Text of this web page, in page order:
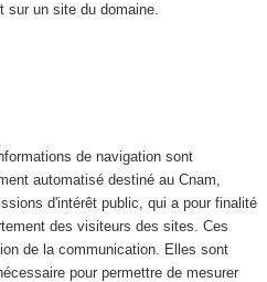
sur un site du domaine.
de navigation sont
automatisé destiné au Cnam,
d'intérêt public, qui a pour finalité
des visiteurs des sites. Ces
de la communication. Elles sont
pour permettre de mesurer